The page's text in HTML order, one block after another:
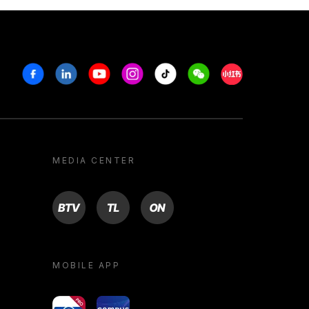
FacebookLinkedinYoutubeInstagram
Tiktok WeechatXiaohongshu/
MEDIA CENTER
BTV TL ON
MOBILE APP
yoU@B Campus VR